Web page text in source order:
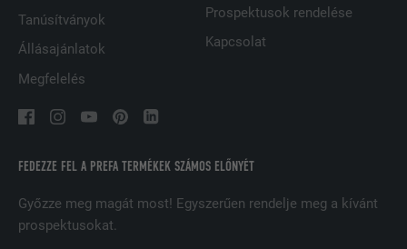
FEDEZZE FEL A PREFA TERMÉKEK SZÁMOS ELŐNYÉT
Győzze meg magát most! Egyszerűen rendelje meg a kívánt
prospektusokat.
Tanúsítványok
Állásajánlatok
Megfelelés
Prospektusok rendelése
Kapcsolat
NÉV
CÉL
nyomon követésére használatos azzal